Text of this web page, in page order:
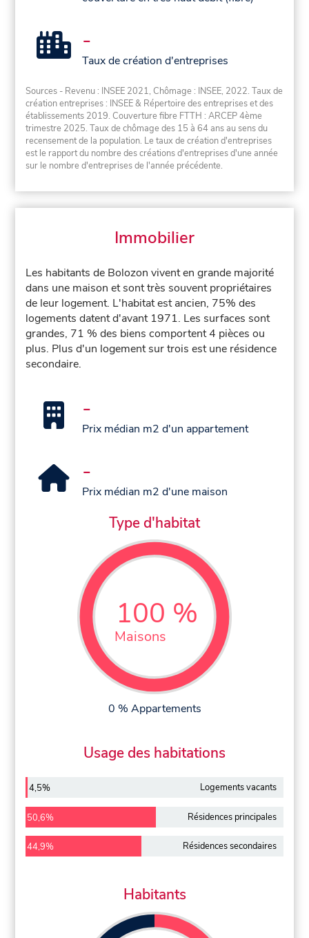
-
Taux de création d'entreprises
Sources - Revenu : INSEE 2021, Chômage : INSEE, 2022. Taux de
création entreprises : INSEE & Répertoire des entreprises et des
établissements 2019. Couverture fibre FTTH : ARCEP 4ème
trimestre 2025. Taux de chômage des 15 à 64 ans au sens du
recensement de la population. Le taux de création d'entreprises
est le rapport du nombre des créations d'entreprises d'une année
sur le nombre d'entreprises de l'année précédente.
Immobilier
Les habitants de Bolozon vivent en grande majorité
dans une maison et sont très souvent propriétaires
de leur logement. L'habitat est ancien, 75% des
logements datent d'avant 1971. Les surfaces sont
grandes, 71 % des biens comportent 4 pièces ou
plus. Plus d'un logement sur trois est une résidence
secondaire.
-
Prix médian m2 d'un appartement
-
Prix médian m2 d'une maison
Type d'habitat
100 %
Maisons
0 % Appartements
Usage des habitations
4,5% Logements vacants
50,6% Résidences principales
44,9% Résidences secondaires
Habitants